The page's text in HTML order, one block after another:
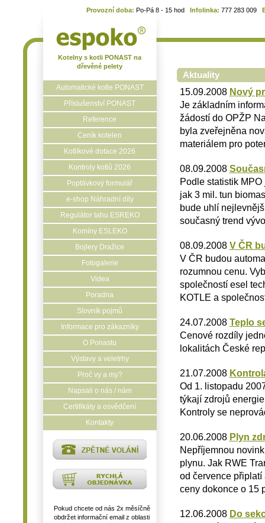
Provozní doba: Po-Pá 8 - 15 hod Infolinka: 777 283 009
Kotelny s kotli PONAST na
dřevěné pelety
Automatické kotle PONAST
Příslušenství PONAST
Reference
Ceník kotelen
Kotlíkové dotace 2026
Kontroly kotlů 2026
Poptávkový formulář
e-shop Náhradní díly
Regulátor tahu ESREKO
Komíny ESLEKO
Bojlery Dražice
Fotogalerie
Videa
Poradna
Slovník pojmů
Informace pro zákazníky
O Ponastu
Výstavy a veletrhy
Proč vy a my?
Napsali o nás / nám
Certifikáty a osvědčení
Kontakty
Pokud chcete od nás 2x měsíčně
obdržet informační email z oblasti
Aktuality
15.09.2008 Nový
Je základním
žádostí do OPŽP
byla zveřejněna
materiálem pro
08.09.2008
Podle statistik
jak 3 mil. tun
bude uhlí
současný trend
08.09.2008 V ČR
V ČR budou
rozumnou cenu.
společností esel
KOTLE a
24.07.2008 Teplo
Cenové rozdíly
lokalitách České
21.07.2008
Od 1. listopadu
týkají zdrojů
Kontroly se
20.06.2008 Plyn
Nepříjemnou
plynu. Jak RWE
od července
ceny dokonce o 15
12.06.2008 Do